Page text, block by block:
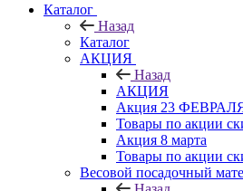
Каталог
Назад
Каталог
АКЦИЯ
Назад
АКЦИЯ
Акция 23
Товары по акции
Акция 8 марта
Товары по акции
Весовой посадочный